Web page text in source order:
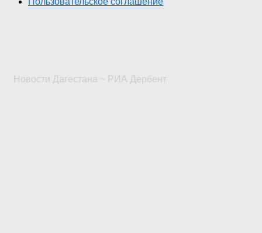
Новости Дагестана ~ РИА Дербент